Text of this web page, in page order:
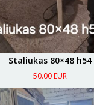
Staliukas 80×48 h54
50.00 EUR